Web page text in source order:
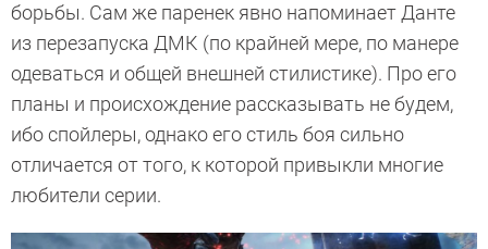
борьбы. Сам же паренек явно напоминает Данте
из перезапуска ДМК (по крайней мере, по манере
одеваться и общей внешней стилистике). Про его
планы и происхождение рассказывать не будем,
ибо спойлеры, однако его стиль боя сильно
отличается от того, к которой привыкли многие
любители серии.